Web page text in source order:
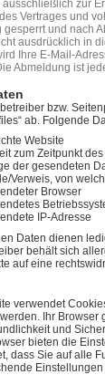
zur
Vertrages und
gesperrt und nach
ausdrücklich in
Ihre E-Mail-
Abmeldung ist
bzw.
ab. Folgende
Website
zum Zeitpunkt
der gesendeten
Verweis, von
Browser
IP-Adresse
Daten dienen
behält sich
auf eine
verwendet
Ihr Browser
und
bieten die
dass Sie auf alle
Einstellungen